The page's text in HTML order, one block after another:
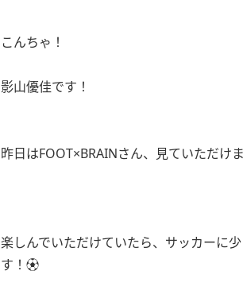
こんちゃ！
影山優佳です！
昨日はFOOT×BRAINさん、見ていただけ
楽しんでいただけていたら、サッカーに
す！⚽️